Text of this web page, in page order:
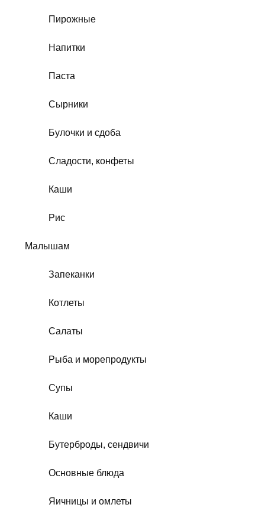
Пирожные
Напитки
Паста
Сырники
Булочки и сдоба
Сладости, конфеты
Каши
Рис
Малышам
Запеканки
Котлеты
Салаты
Рыба и морепродукты
Супы
Каши
Бутерброды, сендвичи
Основные блюда
Яичницы и омлеты